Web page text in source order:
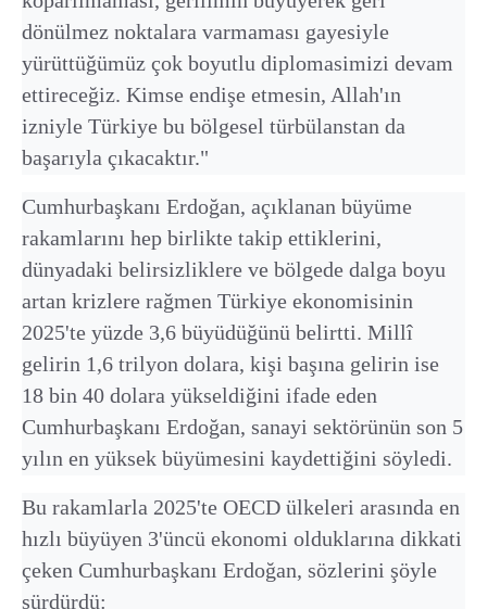
dönülmez noktalara varmaması gayesiyle
yürüttüğümüz çok boyutlu diplomasimizi devam
ettireceğiz. Kimse endişe etmesin, Allah'ın
izniyle Türkiye bu bölgesel türbülanstan da
başarıyla çıkacaktır."
Cumhurbaşkanı Erdoğan, açıklanan büyüme
rakamlarını hep birlikte takip ettiklerini,
dünyadaki belirsizliklere ve bölgede dalga boyu
artan krizlere rağmen Türkiye ekonomisinin
2025'te yüzde 3,6 büyüdüğünü belirtti. Millî
gelirin 1,6 trilyon dolara, kişi başına gelirin ise
18 bin 40 dolara yükseldiğini ifade eden
Cumhurbaşkanı Erdoğan, sanayi sektörünün son 5
yılın en yüksek büyümesini kaydettiğini söyledi.
Bu rakamlarla 2025'te OECD ülkeleri arasında en
hızlı büyüyen 3'üncü ekonomi olduklarına dikkati
çeken Cumhurbaşkanı Erdoğan, sözlerini şöyle
sürdürdü: